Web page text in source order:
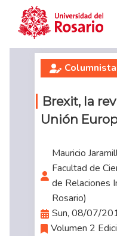
Skip to main content
Brexit, la
Unión
Mauricio
Facultad de
de Relaciones
Rosario)
Sun, 08/07/
Volumen 2